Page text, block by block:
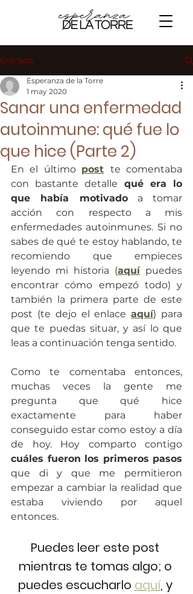
Entrada
Sanar una enfermedad
autoinmune: qué fue lo
que hice (Parte 2)
Esperanza de la Torre
1 may 2020
En el último post te comentaba
con bastante detalle qué era lo
que había motivado a tomar
acción con respecto a mis
enfermedades autoinmunes. Si no
sabes de qué te estoy hablando, te
recomiendo que empieces
leyendo mi historia (aquí puedes
encontrar cómo empezó todo) y
también la primera parte de este
post (te dejo el enlace aquí) para
que te puedas situar, y así lo que
leas a continuación tenga sentido.
Como te comentaba entonces,
muchas veces la gente me
pregunta que qué hice
exactamente para haber
conseguido estar como estoy a día
cuáles fueron los primeros pasos
que di y que me permitieron
empezar a cambiar la realidad que
estaba viviendo por aquel
entonces.
Puedes leer este post
mientras te tomas algo; o
puedes escucharlo aquí, y